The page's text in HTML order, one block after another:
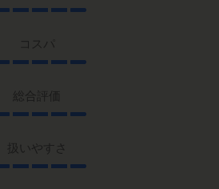
コスパ
総合評価
扱いやすさ